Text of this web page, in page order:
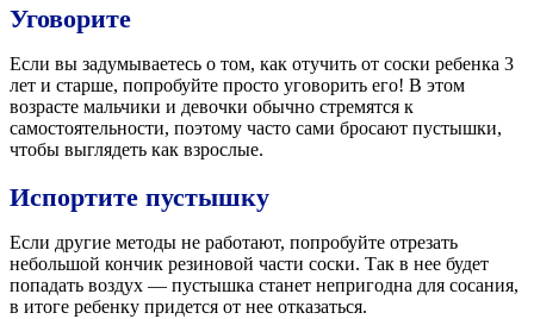
Уговорите
Если вы задумываетесь о том, как отучить от соски ребенка 3
лет и старше, попробуйте просто уговорить его! В этом
возрасте мальчики и девочки обычно стремятся к
самостоятельности, поэтому часто сами бросают пустышки,
чтобы выглядеть как взрослые.
Испортите пустышку
Если другие методы не работают, попробуйте отрезать
небольшой кончик резиновой части соски. Так в нее будет
попадать воздух — пустышка станет непригодна для сосания,
в итоге ребенку придется от нее отказаться.